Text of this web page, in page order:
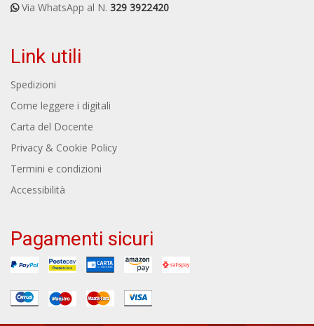
Via WhatsApp al N. 329 3922420
Link utili
Spedizioni
Come leggere i digitali
Carta del Docente
Privacy & Cookie Policy
Termini e condizioni
Accessibilità
Pagamenti sicuri